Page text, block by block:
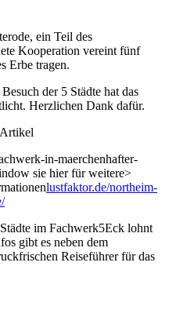
ein Teil des
Kooperation vereint fünf
Erbe tragen.
der 5 Städte hat das
Herzlichen Dank dafür.
in-maerchenhafter-
sie hier für weitere>
lustfaktor.de/northeim-
im Fachwerk5Eck lohnt
gibt es neben dem
Reiseführer für das